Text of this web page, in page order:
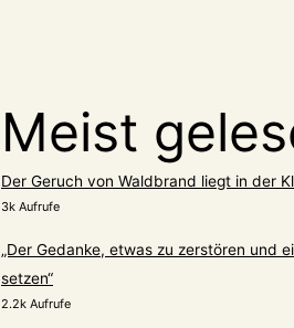
geht
weiter,
Hofladen
schließt
Meist
Der Geruch von Waldbrand liegt in der
3k Aufrufe
„Der Gedanke, etwas zu zerstören und
setzen“
2.2k Aufrufe